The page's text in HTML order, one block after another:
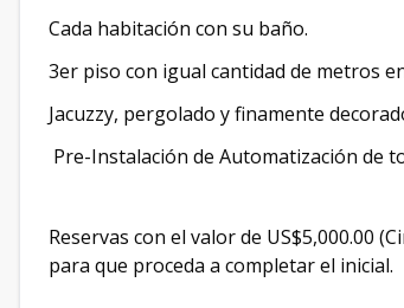
Cada habitación con su baño.
3er piso con igual cantidad de metros
Jacuzzy, pergolado y finamente
Pre-Instalación de Automatización de
Reservas con el valor de US$5,000.00
para que proceda a completar el inicial.